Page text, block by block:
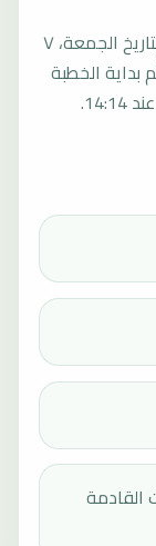
موعد صلاة الجمعة القادمة في كيب كورال بتاريخ الجمعة، ٧
يبدأ بأذان الجمعة عند 13:34، ثم بداية الخطبة
القادمة